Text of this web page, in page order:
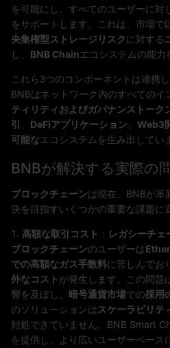
を可能にし、すべてのユーザーに対
をサポートします。これは、市場で
央集権型ストレージリスクに対する
し、 BNB Chainエコシステムの能
これら3つのコンポーネントは連携
BNBはネットワーク内のすべてのイ
ティリティおよびガバナンストーク
引
DeFiアプリケーション Web3
可能なエコシステムを生み出してい
BNBが解決する実際の
ブロックチェーンは現在、BNBが革
決を目指すいくつかの重要な課題に
1. 高額な取引コスト ： レガシーチェ
ブロックチェーンのユーザーは
での高額なガス手数料に苦しんでお
外なコスト が発生します。この問題
響を及ぼし、 暗号通貨市場での採用
のソリューションは スケーラビリテ
対処できていません。BNB Smart
を提供し、より広いユーザーベース